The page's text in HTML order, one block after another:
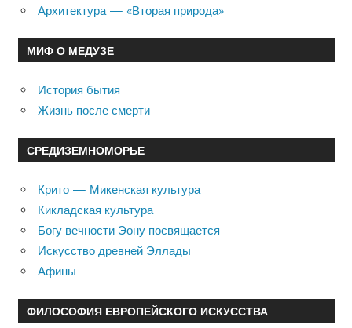
Архитектура — «Вторая природа»
МИФ О МЕДУЗЕ
История бытия
Жизнь после смерти
СРЕДИЗЕМНОМОРЬЕ
Крито — Микенская культура
Кикладская культура
Богу вечности Эону посвящается
Искусство древней Эллады
Афины
ФИЛОСОФИЯ ЕВРОПЕЙСКОГО ИСКУССТВА